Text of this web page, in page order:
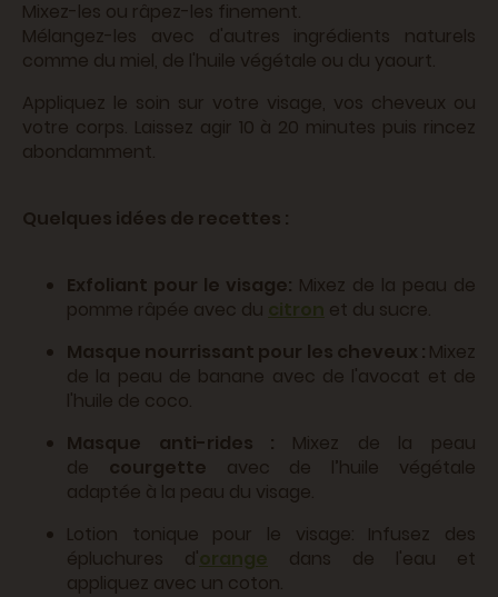
Mixez-les ou râpez-les finement.
Mélangez-les avec d'autres ingrédients naturels
comme du miel, de l'huile végétale ou du yaourt.
Appliquez le soin sur votre visage, vos cheveux ou
votre corps. Laissez agir 10 à 20 minutes puis rincez
abondamment.
Quelques idées de recettes :
Exfoliant pour le visage: Mixez de la peau de
pomme râpée avec du citron et du sucre.
Masque nourrissant pour les cheveux : Mixez
de la peau de banane avec de l'avocat et de
l'huile de coco.
Masque anti-rides : Mixez de la peau
de courgette avec de l’huile végétale
adaptée à la peau du visage.
Lotion tonique pour le visage: Infusez des
épluchures d'orange dans de l'eau et
appliquez avec un coton.